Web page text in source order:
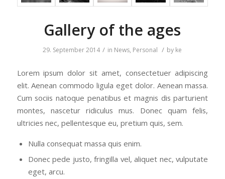
Gallery of the ages
29. September 2014 / in News, Personal / by ke
Lorem ipsum dolor sit amet, consectetuer adipiscing
elit. Aenean commodo ligula eget dolor. Aenean massa.
Cum sociis natoque penatibus et magnis dis parturient
montes, nascetur ridiculus mus. Donec quam felis,
ultricies nec, pellentesque eu, pretium quis, sem.
Nulla consequat massa quis enim.
Donec pede justo, fringilla vel, aliquet nec, vulputate
eget, arcu.